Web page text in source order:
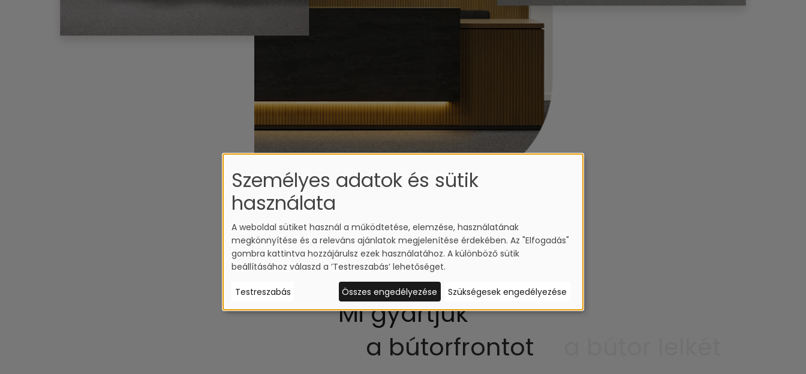
Mi gyártjuk
a bútorfrontot
Személyes adatok és sütik
használata
A weboldal sütiket használ a működtetése, elemzése, használatának
megkönnyítése és a releváns ajánlatok megjelenítése érdekében. Az "Elfogadás"
gombra kattintva hozzájárulsz ezek használatához. A különböző sütik
beállításához válaszd a ’Testreszabás’ lehetőséget.
Testreszabás Szükségesek engedélyezése
Összes engedélyezése